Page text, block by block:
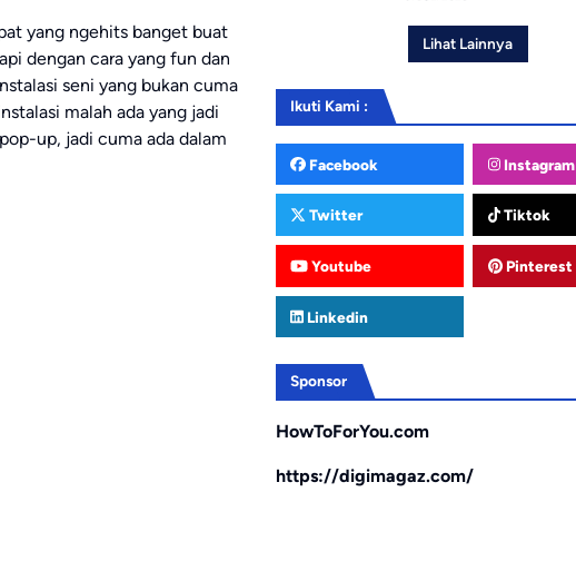
yang ngehits banget buat
dengan cara yang fun dan
seni yang bukan cuma
malah ada yang jadi
up, jadi cuma ada dalam
Lihat Lainnya
Ikuti Kami :
Facebook Instagram
Twitter Tiktok
Youtube Pinterest
Linkedin
Sponsor
HowToForYou.com
https://digimagaz.com/